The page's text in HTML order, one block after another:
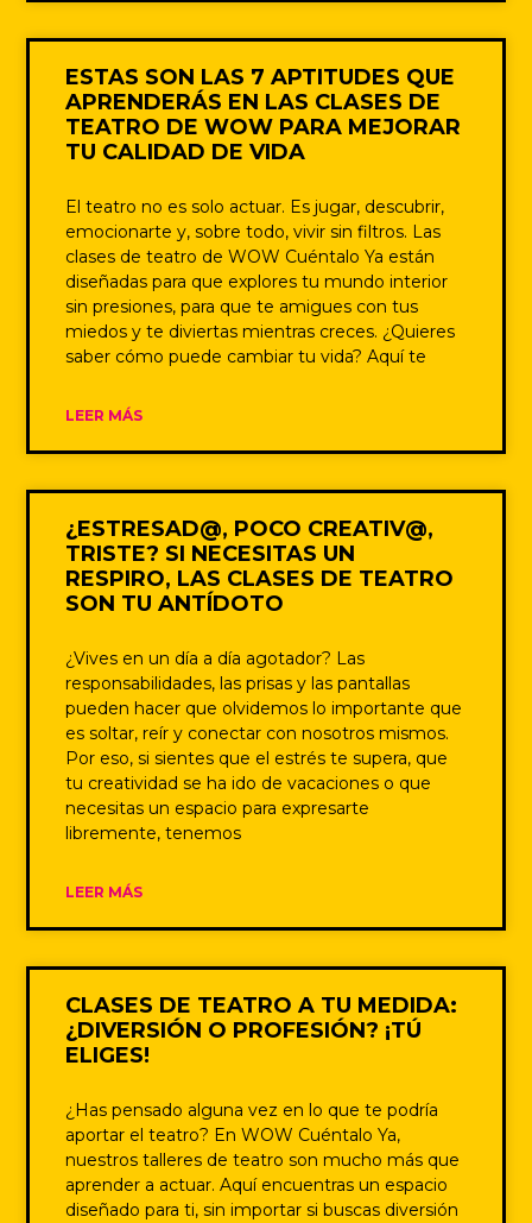
ESTAS SON LAS 7 APTITUDES QUE
APRENDERÁS EN LAS CLASES DE
TEATRO DE WOW PARA MEJORAR
TU CALIDAD DE VIDA
El teatro no es solo actuar. Es jugar, descubrir,
emocionarte y, sobre todo, vivir sin filtros. Las
clases de teatro de WOW Cuéntalo Ya están
diseñadas para que explores tu mundo interior
sin presiones, para que te amigues con tus
miedos y te diviertas mientras creces. ¿Quieres
saber cómo puede cambiar tu vida? Aquí te
LEER MÁS
¿ESTRESAD@, POCO CREATIV@,
TRISTE? SI NECESITAS UN
RESPIRO, LAS CLASES DE TEATRO
SON TU ANTÍDOTO
¿Vives en un día a día agotador? Las
responsabilidades, las prisas y las pantallas
pueden hacer que olvidemos lo importante que
es soltar, reír y conectar con nosotros mismos.
Por eso, si sientes que el estrés te supera, que
tu creatividad se ha ido de vacaciones o que
necesitas un espacio para expresarte
libremente, tenemos
LEER MÁS
CLASES DE TEATRO A TU MEDIDA:
¿DIVERSIÓN O PROFESIÓN? ¡TÚ
ELIGES!
¿Has pensado alguna vez en lo que te podría
aportar el teatro? En WOW Cuéntalo Ya,
nuestros talleres de teatro son mucho más que
aprender a actuar. Aquí encuentras un espacio
diseñado para ti, sin importar si buscas diversión